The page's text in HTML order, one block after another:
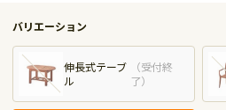
バリエーション
伸長式テーブ
ル
（受付終
了）